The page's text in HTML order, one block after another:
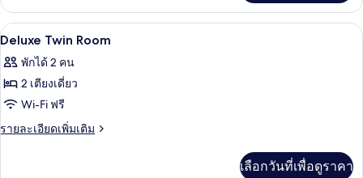
เกี่ยว
กับ
Superior
Room
เปิด
ภาพถ่าย
ทั้งหมด
ของ
Deluxe
โต๊ะทำงาน, พื้นที่ทำงานแบบใช้แล็ปท็อ
1
Deluxe Twin Room
พักได้ 2 คน
2 เตียงเดี่ยว
Wi-Fi ฟรี
รายละเอียดเพิ่มเติม
ราย
เลือกวันที่เพื่อดูราคา